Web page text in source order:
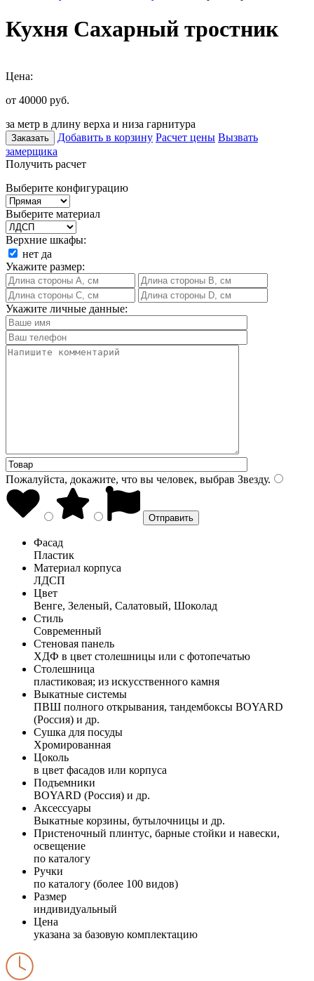
Кухня Сахарный тростник
Цена:
от 40000 руб.
за метр в длину верха и низа гарнитура
Заказать Добавить в корзину Расчет цены Вызвать
замерщика
Получить расчет
Выберите конфигурацию
Выберите материал
Верхние шкафы:
нет да
Укажите размер:
Укажите личные данные:
Пожалуйста, докажите, что вы человек, выбрав Звезду.
Фасад
Пластик
Материал корпуса
ЛДСП
Цвет
Венге, Зеленый, Салатовый, Шоколад
Стиль
Современный
Стеновая панель
ХДФ в цвет столешницы или с фотопечатью
Столешница
пластиковая; из искусственного камня
Выкатные системы
ПВШ полного открывания, тандембоксы BOYARD
(Россия) и др.
Сушка для посуды
Хромированная
Цоколь
в цвет фасадов или корпуса
Подъемники
BOYARD (Россия) и др.
Аксессуары
Выкатные корзины, бутылочницы и др.
Пристеночный плинтус, барные стойки и навески,
освещение
по каталогу
Ручки
по каталогу (более 100 видов)
Размер
индивидуальный
Цена
указана за базовую комплектацию